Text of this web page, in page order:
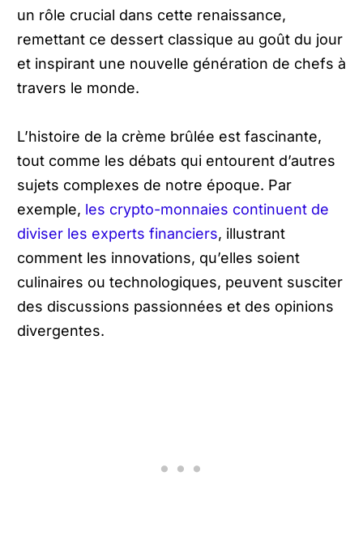
un rôle crucial dans cette renaissance,
remettant ce dessert classique au goût du jour
et inspirant une nouvelle génération de chefs à
travers le monde.
L’histoire de la crème brûlée est fascinante,
tout comme les débats qui entourent d’autres
sujets complexes de notre époque. Par
exemple, les crypto-monnaies continuent de
diviser les experts financiers, illustrant
comment les innovations, qu’elles soient
culinaires ou technologiques, peuvent susciter
des discussions passionnées et des opinions
divergentes.